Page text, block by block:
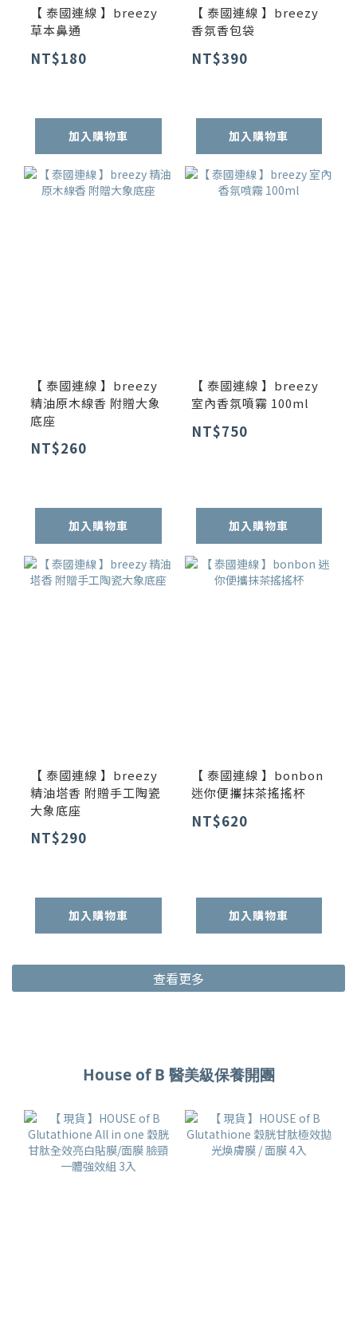
【 泰國連線 】breezy
草本鼻通
NT$180
加入購物車
【 泰國連線 】breezy
香氛香包袋
NT$390
加入購物車
【 泰國連線 】breezy
精油原木線香 附贈大象
底座
NT$260
加入購物車
【 泰國連線 】breezy
室內香氛噴霧 100ml
NT$750
加入購物車
【 泰國連線 】breezy
精油塔香 附贈手工陶瓷
大象底座
NT$290
加入購物車
【 泰國連線 】bonbon
迷你便攜抹茶搖搖杯
NT$620
加入購物車
查看更多
House of B 醫美級保養開團